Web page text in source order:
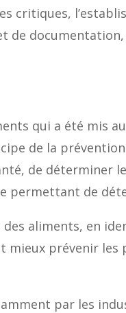
critiques,
de
qui a été mis
de la
de déterminer
permettant de
des aliments, en
mieux prévenir
par les